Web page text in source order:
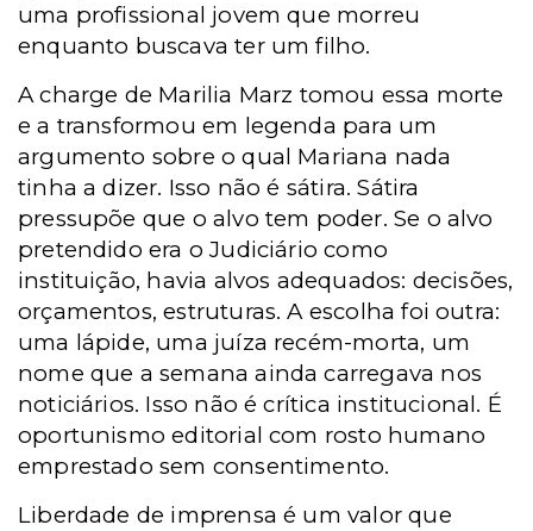
uma profissional jovem que morreu
enquanto buscava ter um filho.
A charge de Marilia Marz tomou essa morte
e a transformou em legenda para um
argumento sobre o qual Mariana nada
tinha a dizer. Isso não é sátira. Sátira
pressupõe que o alvo tem poder. Se o alvo
pretendido era o Judiciário como
instituição, havia alvos adequados: decisões,
orçamentos, estruturas. A escolha foi outra:
uma lápide, uma juíza recém-morta, um
nome que a semana ainda carregava nos
noticiários. Isso não é crítica institucional. É
oportunismo editorial com rosto humano
emprestado sem consentimento.
Liberdade de imprensa é um valor que